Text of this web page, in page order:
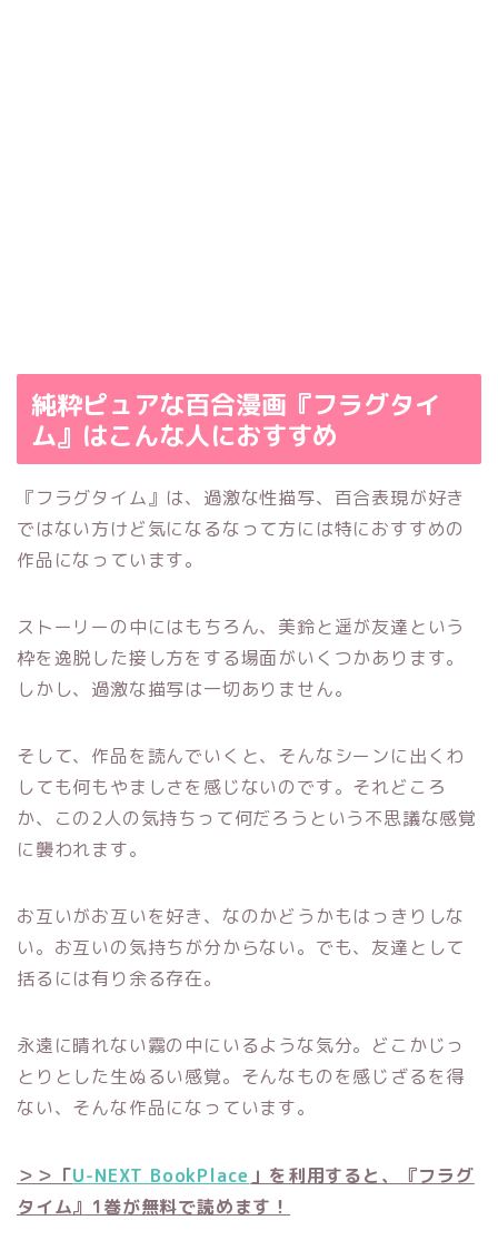
純粋ピュアな百合漫画『フラグタイ
ム』はこんな人におすすめ
『フラグタイム』は、過激な性描写、百合表現が好き
ではない方けど気になるなって方には特におすすめの
作品になっています。
ストーリーの中にはもちろん、美鈴と遥が友達という
枠を逸脱した接し方をする場面がいくつかあります。
しかし、過激な描写は一切ありません。
そして、作品を読んでいくと、そんなシーンに出くわ
しても何もやましさを感じないのです。それどころ
か、この2人の気持ちって何だろうという不思議な感覚
に襲われます。
お互いがお互いを好き、なのかどうかもはっきりしな
い。お互いの気持ちが分からない。でも、友達として
括るには有り余る存在。
永遠に晴れない霧の中にいるような気分。どこかじっ
とりとした生ぬるい感覚。そんなものを感じざるを得
ない、そんな作品になっています。
＞＞「U-NEXT BookPlace 」を利用すると、『フラグ
タイム』1巻が無料で読めます！